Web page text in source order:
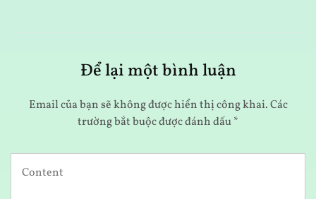
Để lại một bình luận
Email của bạn sẽ không được hiển thị công khai.Các
trường bắt buộc được đánh dấu*